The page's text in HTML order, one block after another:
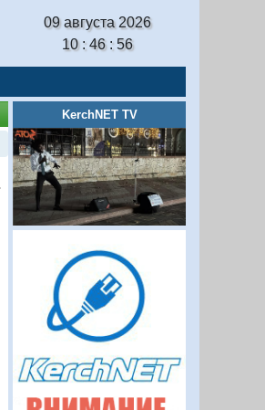
09 августа 2026
10 : 46 : 57
KerchNET TV